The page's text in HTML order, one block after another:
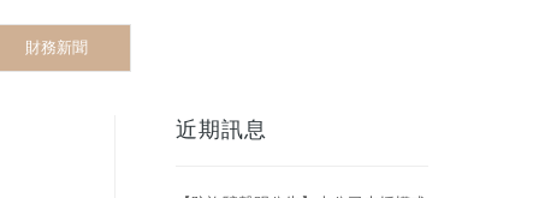
財務新聞
近期訊息